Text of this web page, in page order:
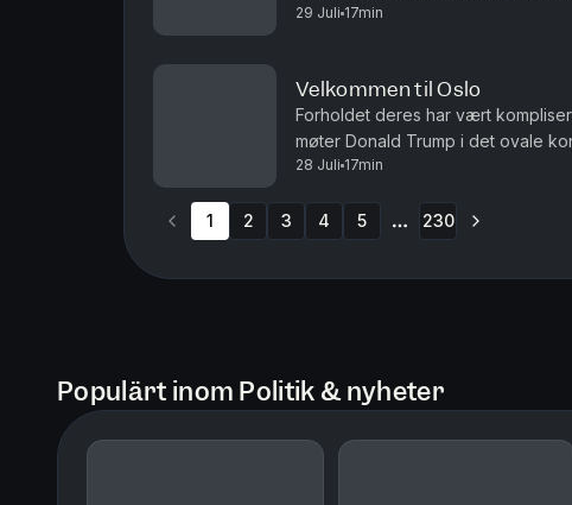
debatten om fordommer mot
29 Juli 17min
Velkommen til Oslo
Forholdet deres har vært
møter Donald Trump i det ovale
fotball. Det er ikke fotball VM, men
28 Juli 17min
1 2 3 4 5 230
Populärt inom Politik & nyheter